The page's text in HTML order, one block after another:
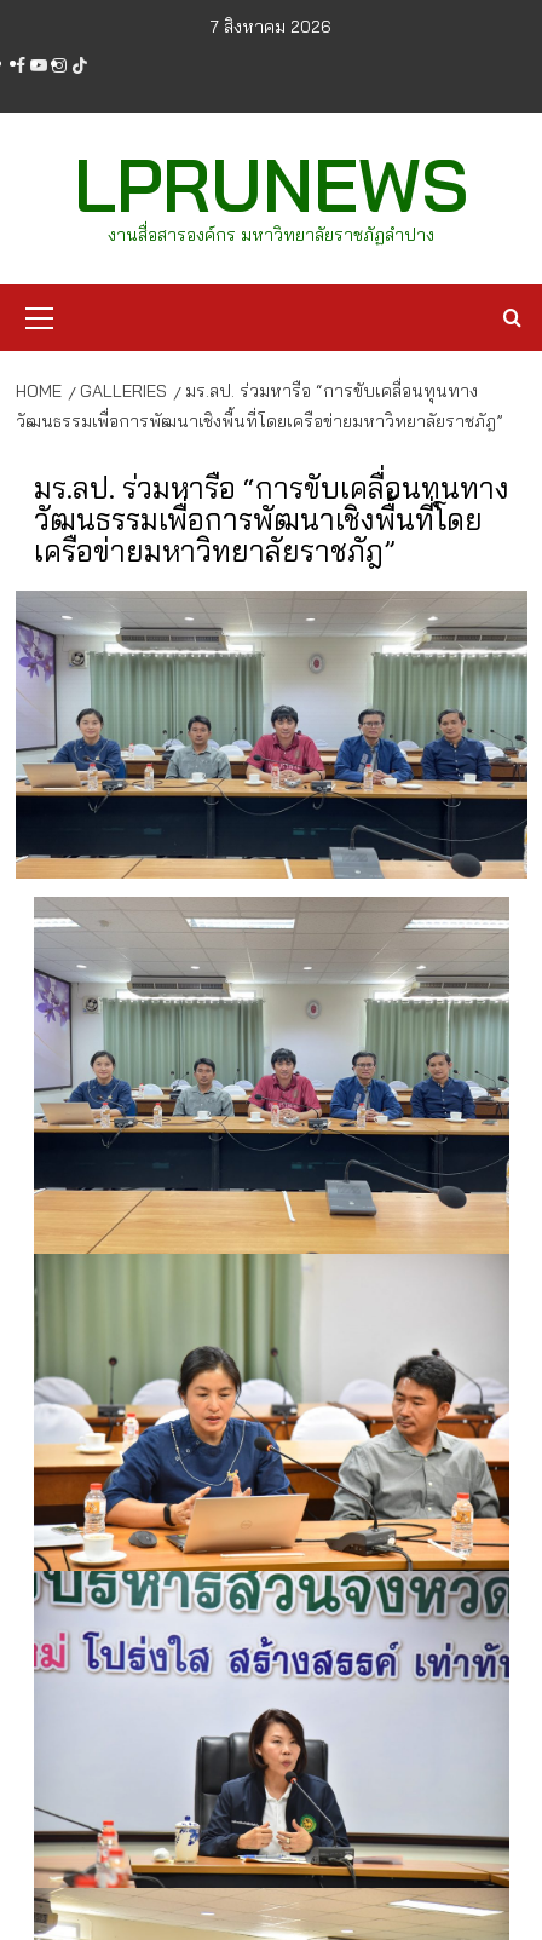
content
7 สิงหาคม 2026
facebook
youtube
instagram
tiktok
LPRUNEWS
งานสื่อสารองค์กร มหาวิทยาลัยราชภัฏลำปาง
Menu
HOME GALLERIES
มร.ลป. ร่วมหารือ “การขับเคลื่อนทุนทาง
วัฒนธรรมเพื่อการพัฒนาเชิงพื้นที่โดยเครือข่ายมหาวิทยาลัยราชภัฎ”
มร.ลป. ร่วมหารือ “การขับเคลื่อนทุนทาง
วัฒนธรรมเพื่อการพัฒนาเชิงพื้นที่โดย
เครือข่ายมหาวิทยาลัยราชภัฎ”